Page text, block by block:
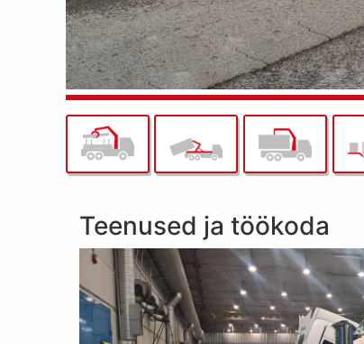
Teenused ja töökoda